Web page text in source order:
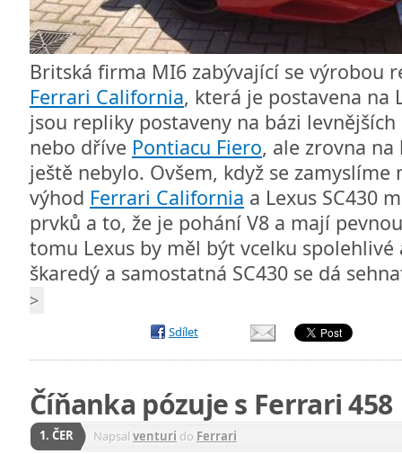
Britská firma MI6 zabývající se výrobou
Ferrari California, která je postavena na
jsou repliky postaveny na bázi
nebo dříve Pontiacu Fiero, ale zrovna na
ještě nebylo. Ovšem, když se
výhod Ferrari California a Lexus SC430
prvků a to, že je pohání V8 a mají
tomu Lexus by měl být vcelku
škaredý a samostatná SC430 se dá
>
Sdílet
Číňanka pózuje s Ferrari 458
1. ČER Napsal venturi do Ferrari